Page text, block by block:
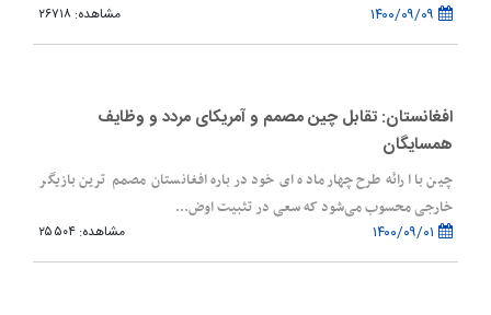
مشاهده: ۲۶۷۱۸
افغانستان: تقابل چین مصمم و آمریکای مردد و وظایف
همسایگان
چین با ارائه طرح چهارماده ای خود درباره افغانستان مصمم ترین بازیگر
خارجی محسوب می‌شود که سعی در تثبیت اوض...
مشاهده: ۲۵۵۰۴